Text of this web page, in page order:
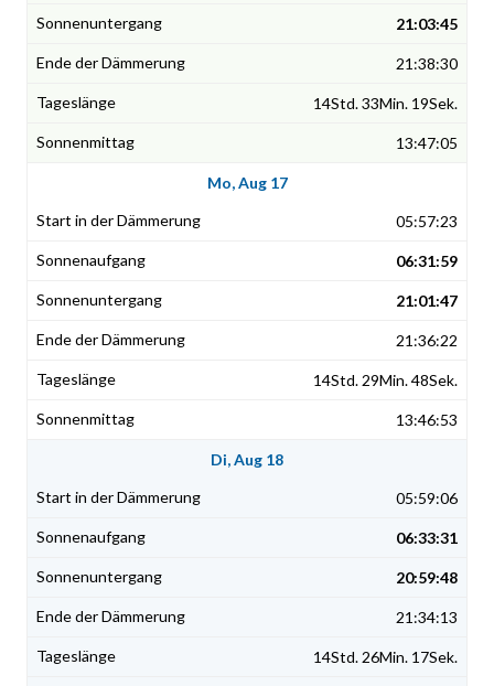
21:03:45
21:38:30
14Std. 33Min. 19Sek.
13:47:05
Mo, Aug 17
05:57:23
06:31:59
21:01:47
21:36:22
14Std. 29Min. 48Sek.
13:46:53
Di, Aug 18
05:59:06
06:33:31
20:59:48
21:34:13
14Std. 26Min. 17Sek.